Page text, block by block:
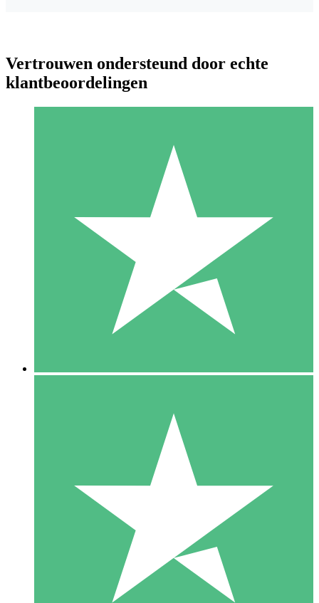
Individuele Creditpakketten
Betaal per gebruik met downloadtegoeden. Geen maandelijkse
1000
10 Downloaden
20 00
Vertrouwen ondersteund door echte
klantbeoordelingen